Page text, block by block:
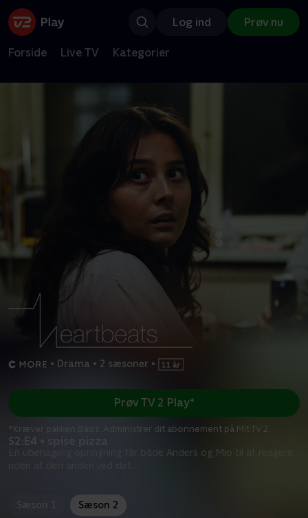
Log ind Prøv nu
Forside Live TV Kategorier
• Drama • 2 sæsoner •
S2:E4 • spise pizza
En ubehagelig opringning får både Anders og Mio til at reagere,
Prøv TV 2 Play*
*Kræver pakken Basis. Administrer dit abonnement på Mit TV 2.
Sæson 2